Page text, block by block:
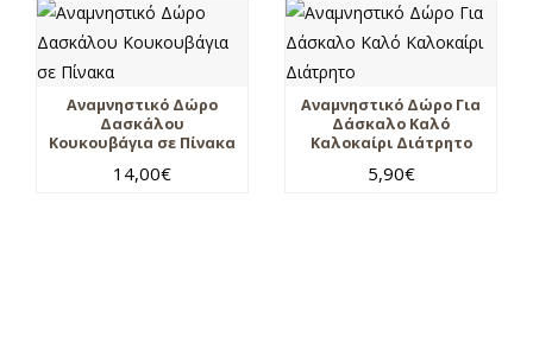
Αναμνηστικό Δώρο
Δασκάλου
Κουκουβάγια σε Πίνακα
14,00€
Αναμνηστικό Δώρο Για
Δάσκαλο Καλό
Καλοκαίρι Διάτρητο
5,90€